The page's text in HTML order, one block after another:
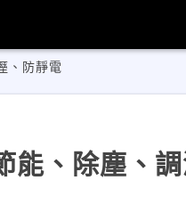
、防靜電
能、除塵、